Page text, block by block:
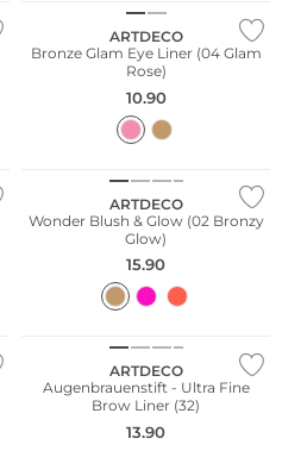
ARTDECO
Bronze Glam Eye Liner (04 Glam
Rose)
10.90
ARTDECO
Wonder Blush & Glow (02 Bronzy
Glow)
15.90
ARTDECO
Augenbrauenstift - Ultra Fine
Brow Liner (32)
13.90